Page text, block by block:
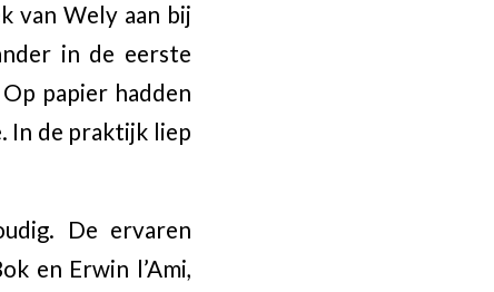
van Wely aan bij
in de eerste
papier hadden
In de praktijk liep
De ervaren
en Erwin l’Ami,